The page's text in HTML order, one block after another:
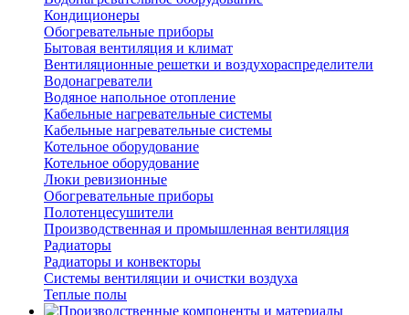
Кондиционеры
Обогревательные приборы
Бытовая вентиляция и климат
Вентиляционные решетки и воздухораспределители
Водонагреватели
Водяное напольное отопление
Кабельные нагревательные системы
Кабельные нагревательные системы
Котельное оборудование
Котельное оборудование
Люки ревизионные
Обогревательные приборы
Полотенцесушители
Производственная и промышленная вентиляция
Радиаторы
Радиаторы и конвекторы
Системы вентиляции и очистки воздуха
Теплые полы